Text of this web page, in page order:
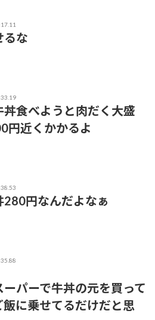
るな
食べようと肉だく大盛
円近くかかるよ
円なんだよなぁ
パーで牛丼の元を買って
に乗せてるだけだと思